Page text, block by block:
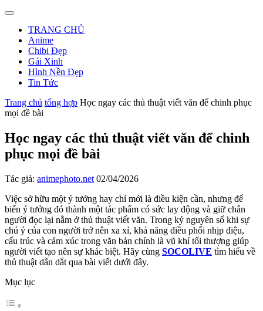
TRANG CHỦ
Anime
Chibi Đẹp
Gái Xinh
Hình Nền Đẹp
Tin Tức
Trang chủ tổng hợp Học ngay các thủ thuật viết văn để chinh phục
mọi đề bài
Học ngay các thủ thuật viết văn để chinh
phục mọi đề bài
Tác giả: animephoto.net 02/04/2026
Việc sở hữu một ý tưởng hay chỉ mới là điều kiện cần, nhưng để
biến ý tưởng đó thành một tác phẩm có sức lay động và giữ chân
người đọc lại nằm ở thủ thuật viết văn. Trong kỷ nguyên số khi sự
chú ý của con người trở nên xa xỉ, khả năng điều phối nhịp điệu,
cấu trúc và cảm xúc trong văn bản chính là vũ khí tối thượng giúp
người viết tạo nên sự khác biệt. Hãy cùng SOCOLIVE tìm hiểu về
thủ thuật dẫn dắt qua bài viết dưới đây.
Mục lục